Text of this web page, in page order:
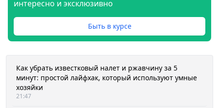
интересно и эксклюзивно
Быть в курсе
Как убрать известковый налет и ржавчину за 5
минут: простой лайфхак, который используют умные
хозяйки
21:47